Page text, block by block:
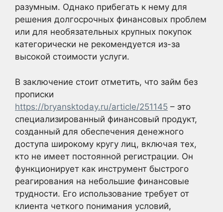
разумным. Однако прибегать к нему для
решения долгосрочных финансовых проблем
или для необязательных крупных покупок
категорически не рекомендуется из-за
высокой стоимости услуги.
В заключение стоит отметить, что займ без
прописки
https://bryansktoday.ru/article/251145 – это
специализированный финансовый продукт,
созданный для обеспечения денежного
доступа широкому кругу лиц, включая тех,
кто не имеет постоянной регистрации. Он
функционирует как инструмент быстрого
реагирования на небольшие финансовые
трудности. Его использование требует от
клиента четкого понимания условий,